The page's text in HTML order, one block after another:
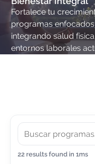
Fortalece tu
programas
integrando salud
entornos laborales
22 results found in 1ms